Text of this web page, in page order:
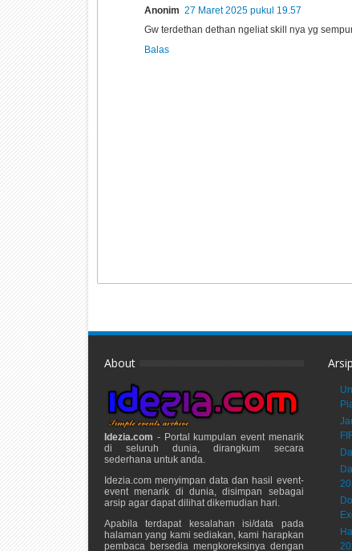
Anonim 27 Maret 2025 pukul 19.57
Gw terdethan dethan ngeliat skill nya yg
Balas
About
Idezia.com - Portal kumpulan event menarik
di seluruh dunia, dirangkum secara
sederhana untuk anda.
Idezia.com menyimpan data dan hasil event-
event menarik di dunia, disimpan sebagai
arsip agar dapat dilihat dikemudian hari.
Apabila terdapat kesalahan isi/data pada
halaman yang kami sediakan, kami harapkan
pembaca bersedia mengkoreksinya dengan